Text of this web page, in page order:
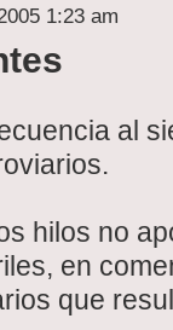
1:23 am
al
hilos no
en
que